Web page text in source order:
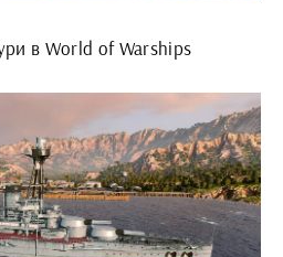
в World of Warships